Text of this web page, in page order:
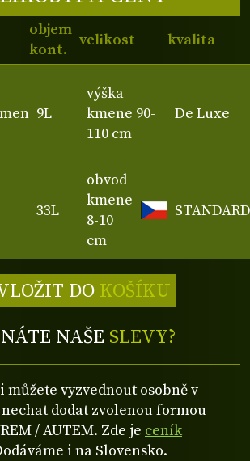
objem
kont.
velikost kvalita
9L
výška
kmene 90-
110 cm
De Luxe
33L
obvod
kmene
8-10
cm
STANDARD
NAŠE SLEVY?
DO KOŠÍKU
můžete vyzvednout osobně v
dodat zvolenou formou
/ AUTEM. Zde je ceník
i na Slovensko.